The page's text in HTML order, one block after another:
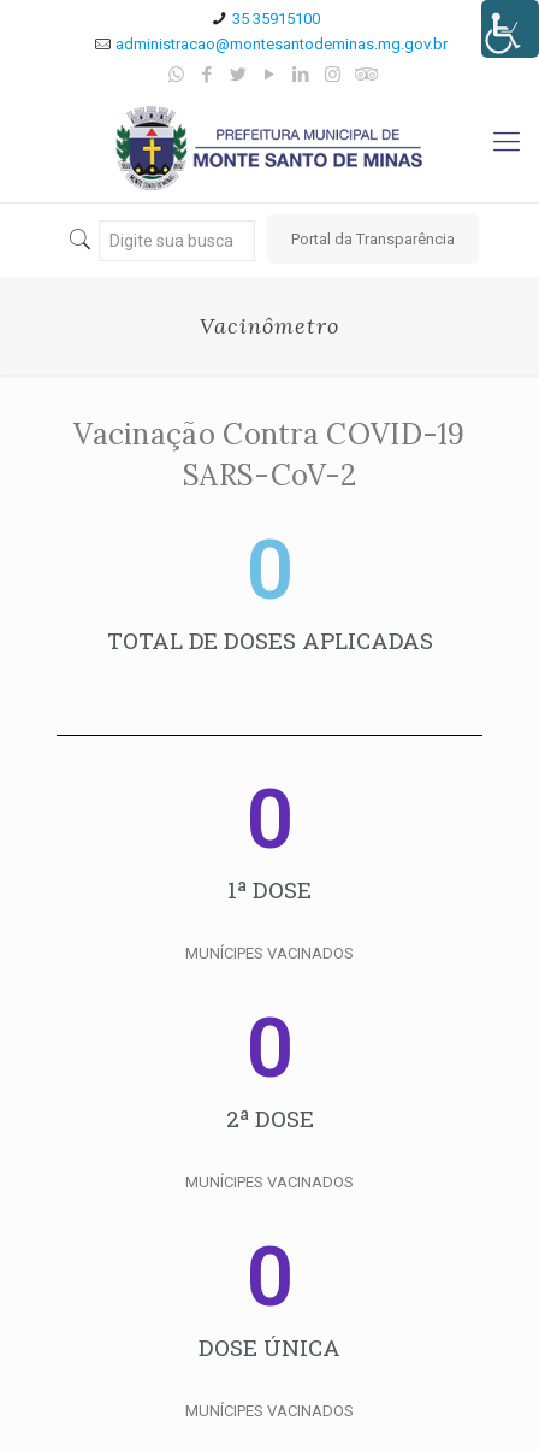
35 35915100
administracao@montesantodeminas.mg.gov.br
Portal da Transparência
Vacinômetro
Vacinação Contra COVID-19
SARS-CoV-2
0
TOTAL DE DOSES APLICADAS
0
1ª DOSE
MUNÍCIPES VACINADOS
0
2ª DOSE
MUNÍCIPES VACINADOS
0
DOSE ÚNICA
MUNÍCIPES VACINADOS